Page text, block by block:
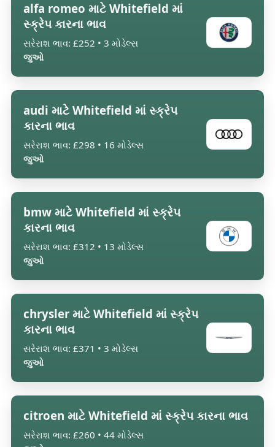
alfa romeo માટે Whitefield માં
સ્ક્રેપ કારના ભાવ
સરેરાશ ભાવ: £252 • 3 મોડેલ્સ
જુઓ
audi માટે Whitefield માં સ્ક્રેપ
કારના ભાવ
સરેરાશ ભાવ: £298 • 16 મોડેલ્સ
જુઓ
bmw માટે Whitefield માં સ્ક્રેપ
કારના ભાવ
સરેરાશ ભાવ: £312 • 13 મોડેલ્સ
જુઓ
chrysler માટે Whitefield માં સ્ક્રેપ
કારના ભાવ
સરેરાશ ભાવ: £371 • 3 મોડેલ્સ
જુઓ
citroen માટે Whitefield માં સ્ક્રેપ કારના ભાવ
સરેરાશ ભાવ: £260 • 44 મોડેલ્સ